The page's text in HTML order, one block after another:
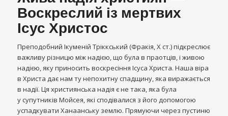
Воскреслий із мертвих
Ісус Христос
Преподобний Ікуменій Тріккський (Фракія, Х ст.) підкреслює
важливу різницю між надією, що була в праотців, і живою
надією, яку приносить воскресіння Ісуса Христа. Наша віра
в Христа дає нам ту непохитну спадщину, яка виражається
в надії. Ця християнська надія є не така, яка була
у супутників Мойсея, які сподівалися з його допомогою
успадкувати Ханаанську землю. Прямуючи через пустиню